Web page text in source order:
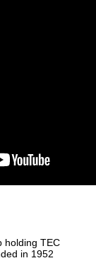
holding TEC
in 1952